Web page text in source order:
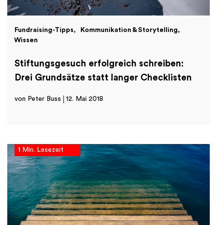
Fundraising-Tipps
Kommunikation & Storytelling
Wissen
Stiftungsgesuch erfolgreich schreiben:
Drei Grundsätze statt langer Checklisten
von Peter Buss 12. Mai 2018
1 Min. Lesezeit